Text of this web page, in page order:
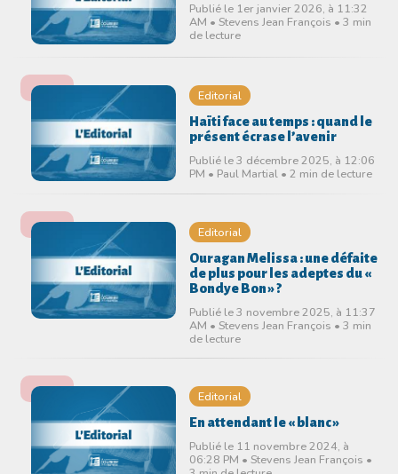
Publié le 1er janvier 2026, à 11:32
AM • Stevens Jean François • 3 min
de lecture
Editorial
Haïti face au temps : quand le
présent écrase l’avenir
Publié le 3 décembre 2025, à 12:06
PM • Paul Martial • 2 min de lecture
Editorial
Ouragan Melissa : une défaite
de plus pour les adeptes du «
Bondye Bon » ?
Publié le 3 novembre 2025, à 11:37
AM • Stevens Jean François • 3 min
de lecture
Editorial
En attendant le « blanc »
Publié le 11 novembre 2024, à
06:28 PM • Stevens Jean François •